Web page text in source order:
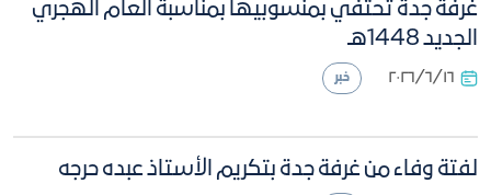
غرفة جدة تحتفي بمنسوبيها بمناسبة العام الهجري
الجديد 1448هـ
١٦‏/٦‏/٢٠٢٦ خبر
لفتة وفاء من غرفة جدة بتكريم الأستاذ عبده حرجه